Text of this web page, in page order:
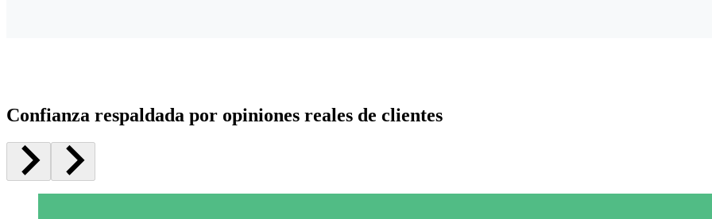
Confianza respaldada por opiniones reales de clientes